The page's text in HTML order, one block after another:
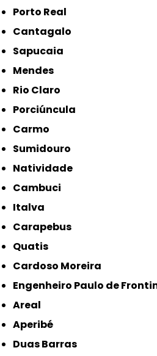
Porto Real
Cantagalo
Sapucaia
Mendes
Rio Claro
Porciúncula
Carmo
Sumidouro
Natividade
Cambuci
Italva
Carapebus
Quatis
Cardoso Moreira
Engenheiro Paulo de
Areal
Aperibé
Duas Barras